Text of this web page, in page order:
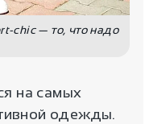
chic — то, что надо
на самых
одежды.